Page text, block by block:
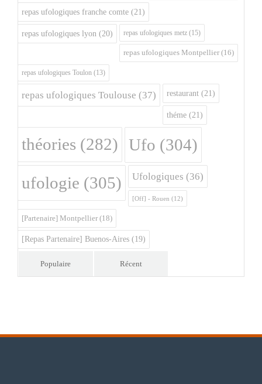
repas ufologiques franche comte (21)
repas ufologiques lyon (20) repas ufologiques metz (15)
repas ufologiques Montpellier (16)
repas ufologiques Toulon (13)
repas ufologiques Toulouse (37) restaurant (21)
théme (21)
théories (282) Ufo (304)
ufologie (305) Ufologiques (36)
[Off] - Rouen (12)
[Partenaire] Montpellier (18)
[Repas Partenaire] Buenos-Aires (19)
Populaire Récent